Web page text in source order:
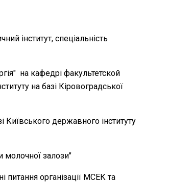
інститут, спеціальність
на кафедрі факультетской
на базі Кіровоградської
Київського державного інституту
молочної залози"
питання організації МСЕК та